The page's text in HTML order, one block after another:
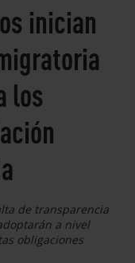
inician
los
de transparencia
a nivel
obligaciones